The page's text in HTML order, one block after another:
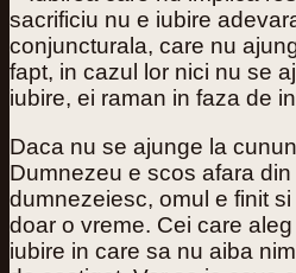
sacrificiu nu e iubire
conjuncturala, care nu
fapt, in cazul lor nici nu se
iubire, ei raman in faza de
Daca nu se ajunge la
Dumnezeu e scos afara
dumnezeiesc, omul e finit
doar o vreme. Cei care
iubire in care sa nu aiba